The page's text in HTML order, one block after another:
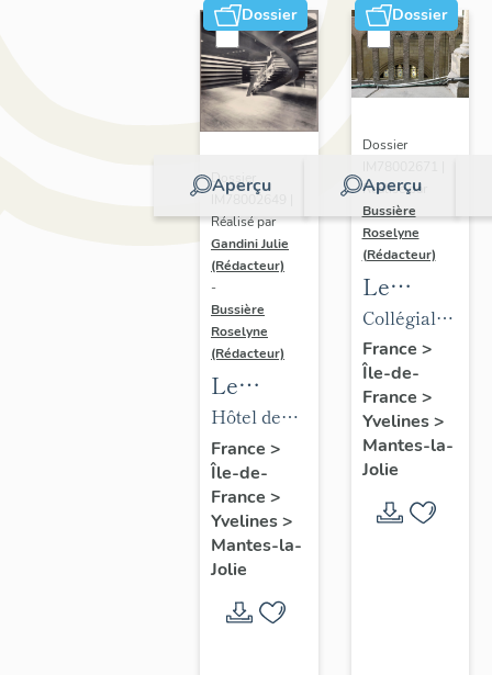
Dossier
Aperçu
Dossier
IM78002649 |
Réalisé par
Gandini Julie
(Rédacteur)
-
Bussière
Roselyne
(Rédacteur)
Le
mobilier
de l'hôtel
de ville
Hôtel de
ville
France >
Île-de-
France >
Yvelines>
Mantes-la-
Jolie
Dossier
Aperçu
Dossier
Réalisé par
Bussière
Roselyne
(Rédacteur)
Le
mobilier
de la
collégiale
Collégiale
Notre-
Dame
France >
Île-de-
France >
Yvelines>
Mantes-la-
Jolie